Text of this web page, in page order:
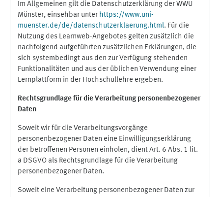
Im Allgemeinen gilt die Datenschutzerklärung der WWU
Münster, einsehbar unter https://www.uni-
muenster.de/de/datenschutzerklaerung.html. Für die
Nutzung des Learnweb-Angebotes gelten zusätzlich die
nachfolgend aufgeführten zusätzlichen Erklärungen, die
sich systembedingt aus den zur Verfügung stehenden
Funktionalitäten und aus der üblichen Verwendung einer
Lernplattform in der Hochschullehre ergeben.
Rechtsgrundlage für die Verarbeitung personenbezogener
Daten
Soweit wir für die Verarbeitungsvorgänge
personenbezogener Daten eine Einwilligungserklärung
der betroffenen Personen einholen, dient Art. 6 Abs. 1 lit.
a DSGVO als Rechtsgrundlage für die Verarbeitung
personenbezogener Daten.
Soweit eine Verarbeitung personenbezogener Daten zur